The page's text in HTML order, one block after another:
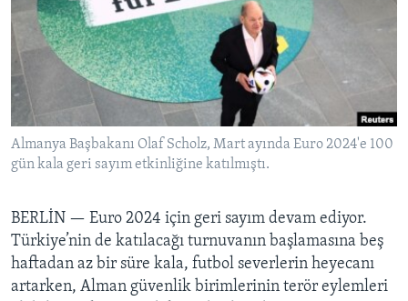
HAYATTAN
SANAT
BIZI TAKIP EDIN
Diller
Almanya Başbakanı Olaf Scholz, Mart ayında Euro 2024'e 100
gün kala geri sayım etkinliğine katılmıştı.
BERLİN — Euro 2024 için geri sayım devam ediyor.
Türkiye’nin de katılacağı turnuvanın başlamasına beş
haftadan az bir süre kala, futbol severlerin heyecanı
artarken, Alman güvenlik birimlerinin terör eylemleri